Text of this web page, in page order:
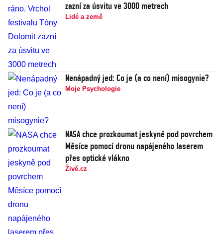
zazní za úsvitu ve 3000 metrech
Lidé a země
Nenápadný jed: Co je (a co není) misogynie?
Moje Psychologie
NASA chce prozkoumat jeskyně pod povrchem
Měsíce pomocí dronu napájeného laserem
přes optické vlákno
Živě.cz